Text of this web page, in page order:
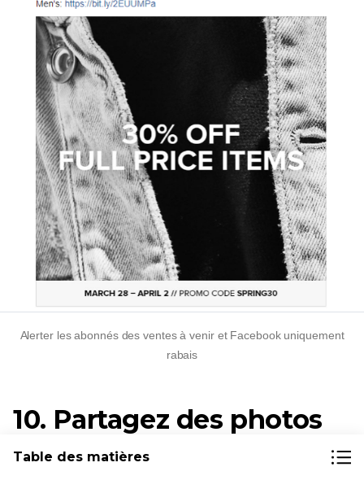
Alerter les abonnés des ventes à venir et Facebook uniquement
rabais
10. Partagez des photos
et des vidéos d'activités
Table des matières